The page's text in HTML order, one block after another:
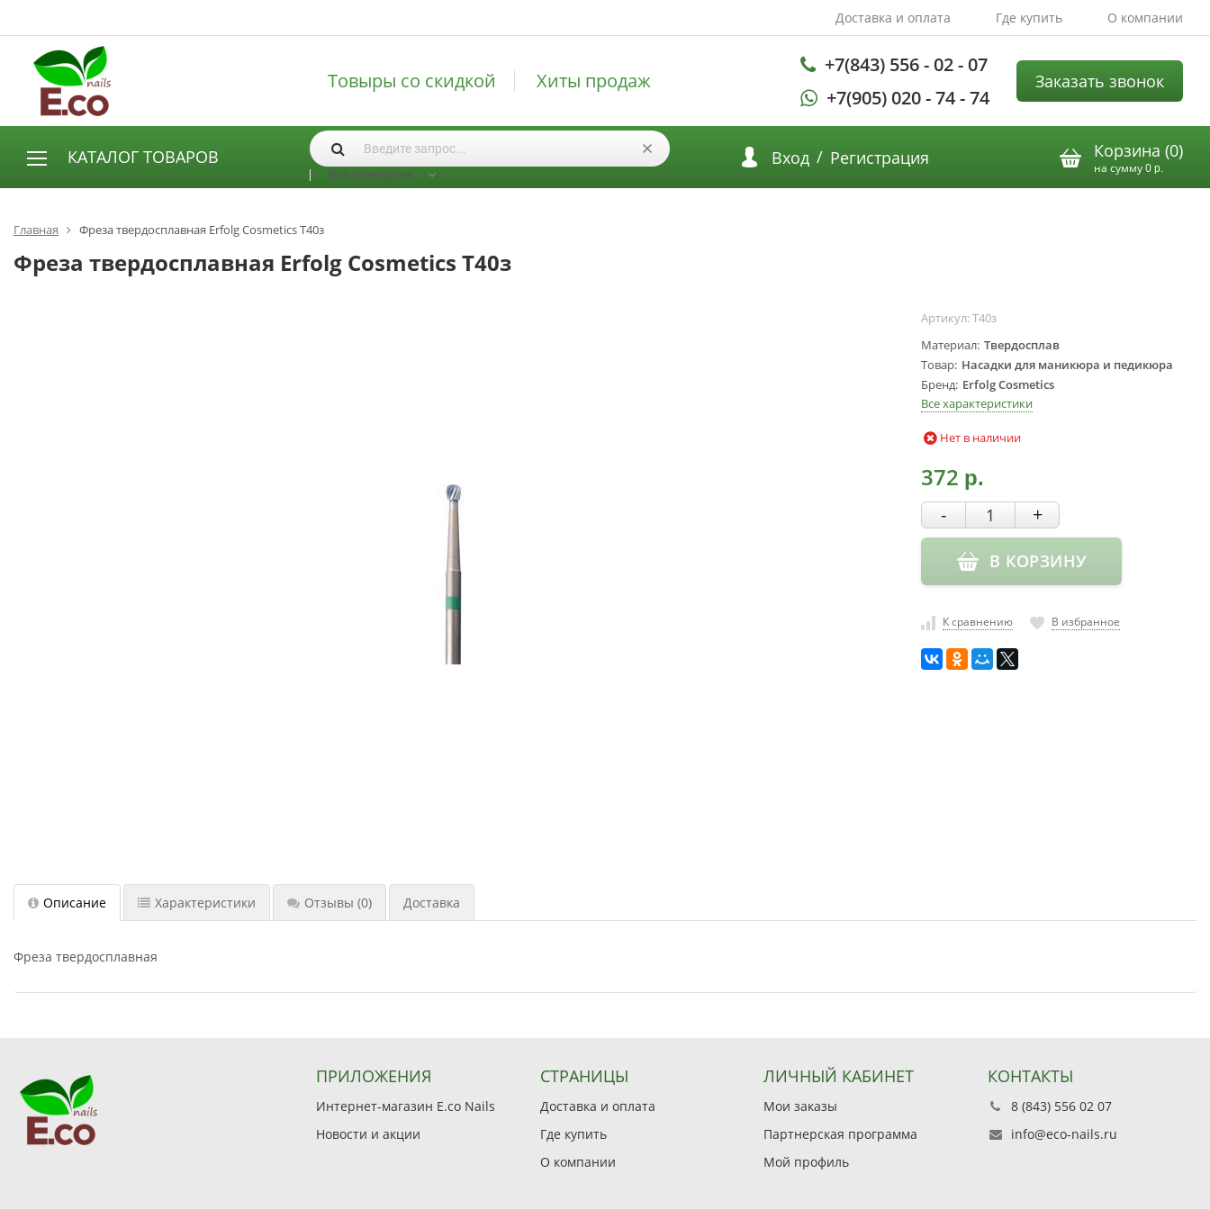
Доставка и оплата Где купить О компании
Товыры со скидкой Хиты продаж
+7(843) 556 - 02 - 07
+7(905) 020 - 74 - 74
Заказать звонок
КАТАЛОГ ТОВАРОВ
АКСЕССУАРЫ И РАСХОДНЫЕ МАТЕРИАЛЫ
Кисти
Все категории
Вход / Регистрация Корзина (0)
на сумму0 р.
Главная Фреза твердосплавная Erfolg Cosmetics Т40з
Фреза твердосплавная Erfolg Cosmetics Т40з
Артикул:Т40з
Материал Твердосплав
Товар Насадки для маникюра и педикюра
Бренд Erfolg Cosmetics
Все характеристики
Нет в наличии
372 р.
- +
В КОРЗИНУ
К сравнению В избранное
Описание Характеристики Отзывы (0) Доставка
Фреза твердосплавная
ПРИЛОЖЕНИЯ
Интернет-магазин E.co Nails
Новости и акции
СТРАНИЦЫ
Доставка и оплата
Где купить
О компании
ЛИЧНЫЙ КАБИНЕТ
Мои заказы
Партнерская программа
Мой профиль
КОНТАКТЫ
8 (843) 556 02 07
info@eco-nails.ru